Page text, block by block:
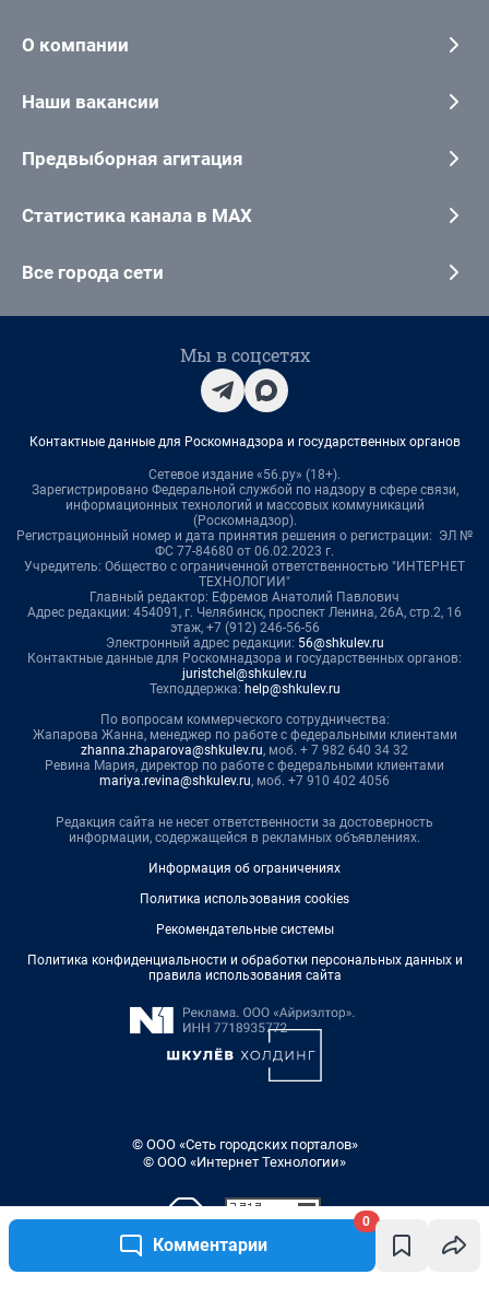
Комментарии
0
О компании
Наши вакансии
Предвыборная агитация
Статистика канала в MAX
Все города сети
Мы в соцсетях
Контактные данные для Роскомнадзора и государственных органов
Сетевое издание «56.ру» (18+).
Зарегистрировано Федеральной службой по надзору в сфере связи,
информационных технологий и массовых коммуникаций
(Роскомнадзор).
Регистрационный номер и дата принятия решения о регистрации: ЭЛ №
ФС 77-84680 от 06.02.2023 г.
Учредитель: Общество с ограниченной ответственностью "ИНТЕРНЕТ
ТЕХНОЛОГИИ"
Главный редактор: Ефремов Анатолий Павлович
Адрес редакции: 454091, г. Челябинск, проспект Ленина, 26А, стр.2, 16
этаж, +7 (912) 246-56-56
Электронный адрес редакции: 56@shkulev.ru
Контактные данные для Роскомнадзора и государственных органов:
juristchel@shkulev.ru
Техподдержка: help@shkulev.ru
По вопросам коммерческого сотрудничества:
Жапарова Жанна, менеджер по работе с федеральными клиентами
zhanna.zhaparova@shkulev.ru, моб. + 7 982 640 34 32
Ревина Мария, директор по работе с федеральными клиентами
mariya.revina@shkulev.ru, моб. +7 910 402 4056
Редакция сайта не несет ответственности за достоверность
информации, содержащейся в рекламных объявлениях.
Информация об ограничениях
Политика использования cookies
Рекомендательные системы
Политика конфиденциальности и обработки персональных данных и
правила использования сайта
© ООО «Сеть городских порталов»
© ООО «Интернет Технологии»